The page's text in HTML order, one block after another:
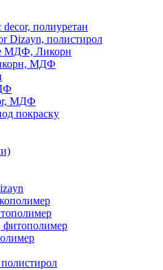
полиуретан
Dizayn, полистирол
МДФ, Ликорн
МДФ
МДФ
покраску
фитополимер